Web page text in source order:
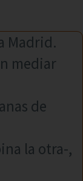
Madrid.
mediar
de
la otra-,